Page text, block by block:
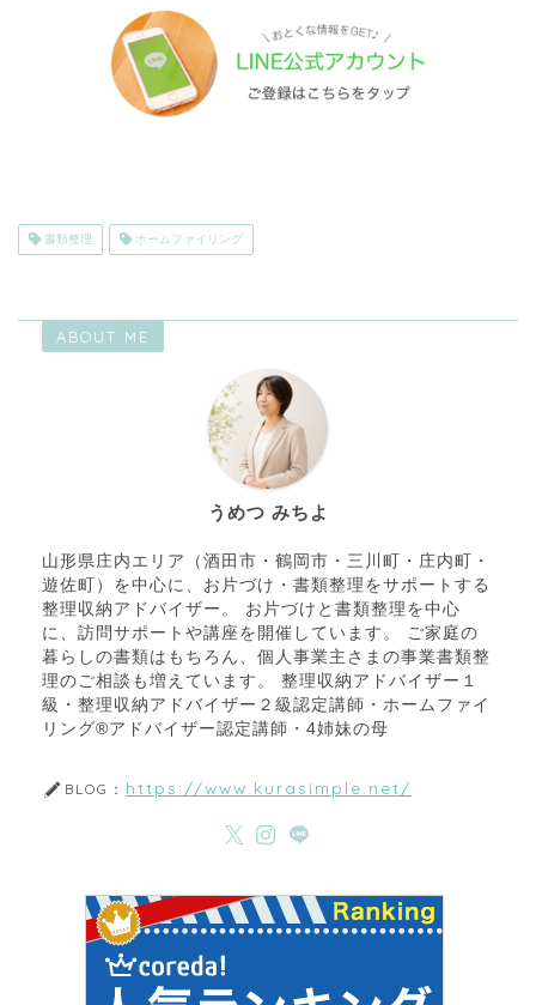
書類整理 ホームファイリング
ABOUT ME
うめつ みちよ
山形県庄内エリア（酒田市・鶴岡市・三川町・庄内町・
遊佐町）を中心に、お片づけ・書類整理をサポートする
整理収納アドバイザー。 お片づけと書類整理を中心
に、訪問サポートや講座を開催しています。 ご家庭の
暮らしの書類はもちろん、個人事業主さまの事業書類整
理のご相談も増えています。 整理収納アドバイザー１
級・整理収納アドバイザー２級認定講師・ホームファイ
リング®アドバイザー認定講師・4姉妹の母
BLOG： https://www.kurasimple.net/